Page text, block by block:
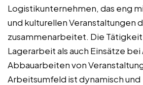
Logistikunternehmen, das eng
und kulturellen Veranstaltungen
zusammenarbeitet. Die
Lagerarbeit als auch Einsätze bei
Abbauarbeiten von
Arbeitsumfeld ist dynamisch und